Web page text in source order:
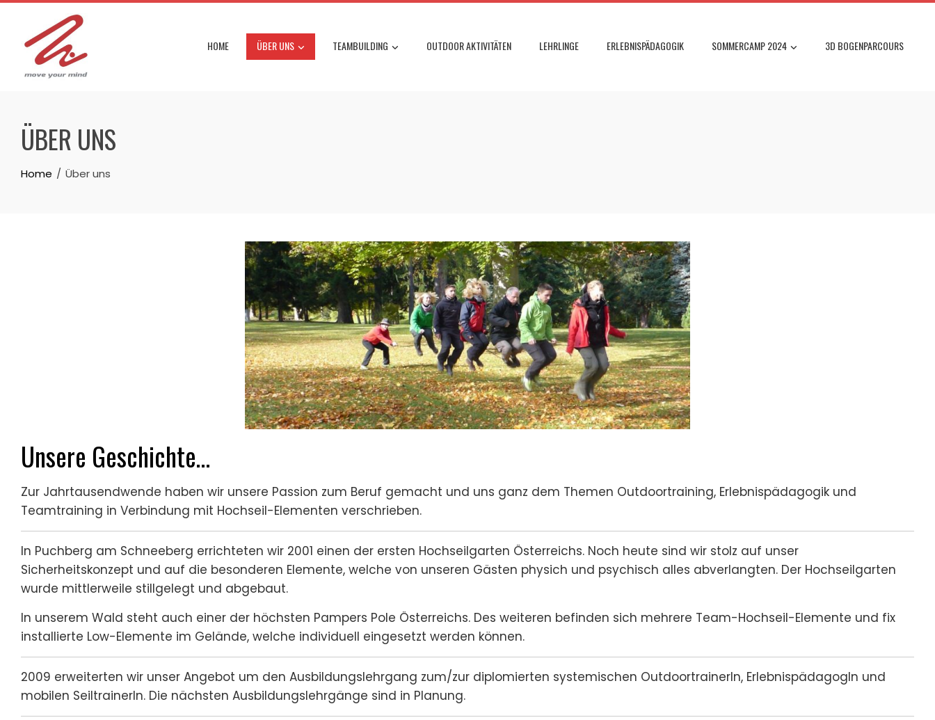
Skip
content
HOME ÜBER UNS TEAMBUILDING OUTDOOR AKTIVITÄTEN LEHRLINGE ERLEBNISPÄDAGOGIK SOMMERCAMP 2024 3D BOGENPARCOURS
ÜBER UNS
Home Über uns
Unsere Geschichte…
Zur Jahrtausendwende haben wir unsere Passion zum Beruf gemacht und uns ganz dem Themen Outdoortraining, Erlebnispädagogik und
Teamtraining in Verbindung mit Hochseil-Elementen verschrieben.
In Puchberg am Schneeberg errichteten wir 2001 einen der ersten Hochseilgarten Österreichs. Noch heute sind wir stolz auf unser
Sicherheitskonzept und auf die besonderen Elemente, welche von unseren Gästen physich und psychisch alles abverlangten. Der Hochseilgarten
wurde mittlerweile stillgelegt und abgebaut.
In unserem Wald steht auch einer der höchsten Pampers Pole Österreichs. Des weiteren befinden sich mehrere Team-Hochseil-Elemente und fix
installierte Low-Elemente im Gelände, welche individuell eingesetzt werden können.
2009 erweiterten wir unser Angebot um den Ausbildungslehrgang zum/zur diplomierten systemischen OutdoortrainerIn, ErlebnispädagogIn und
mobilen SeiltrainerIn. Die nächsten Ausbildungslehrgänge sind in Planung.